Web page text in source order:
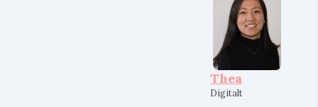
Thea
Digitalt